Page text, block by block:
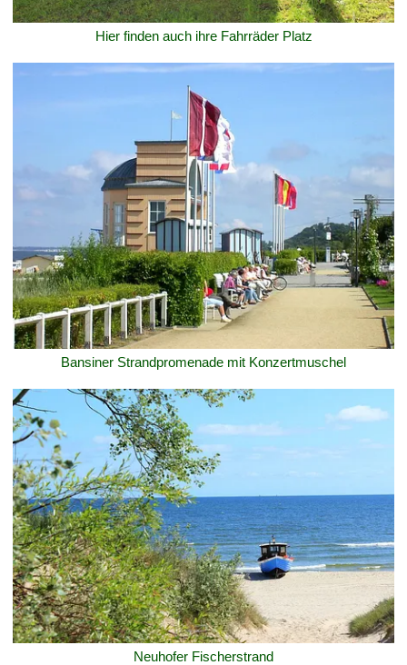
Hier finden auch ihre Fahrräder Platz
Bansiner Strandpromenade mit Konzertmuschel
Neuhofer Fischerstrand